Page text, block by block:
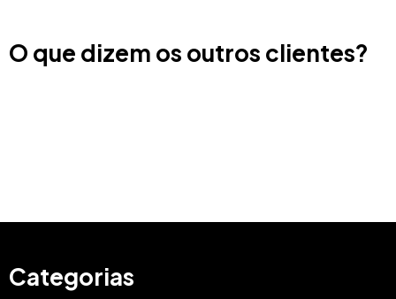
O que dizem os outros clientes?
Categorias